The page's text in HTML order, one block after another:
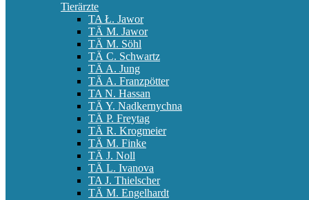
Tierärzte
TA Ł. Jawor
TÄ M. Jawor
TÄ M. Söhl
TÄ C. Schwartz
TÄ A. Jung
TÄ A. Franzpötter
TA N. Hassan
TÄ Y. Nadkernychna
TÄ P. Freytag
TÄ R. Krogmeier
TÄ M. Finke
TÄ J. Noll
TÄ L. Ivanova
TA J. Thielscher
TÄ M. Engelhardt